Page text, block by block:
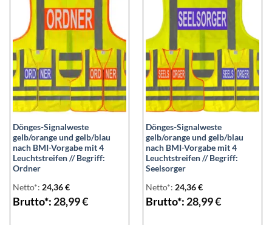
Dönges-Signalweste
gelb/orange und gelb/blau
nach BMI-Vorgabe mit 4
Leuchtstreifen // Begriff:
Ordner
Netto*: 24,36€
Brutto*: 28,99€
Dönges-Signalweste
gelb/orange und gelb/blau
nach BMI-Vorgabe mit 4
Leuchtstreifen // Begriff:
Seelsorger
Netto*: 24,36€
Brutto*: 28,99€